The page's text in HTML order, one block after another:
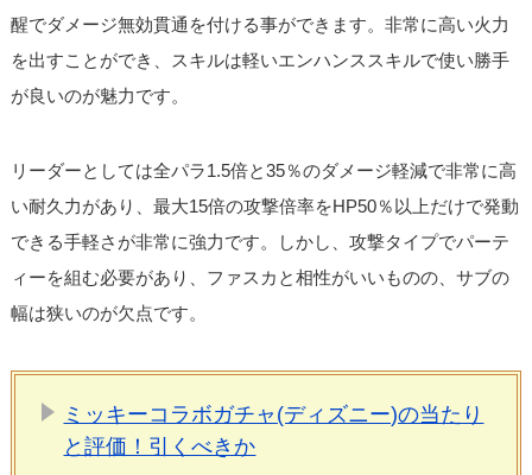
醒でダメージ無効貫通を付ける事ができます。非常に高い火力
を出すことができ、スキルは軽いエンハンススキルで使い勝手
が良いのが魅力です。
リーダーとしては全パラ1.5倍と35％のダメージ軽減で非常に高
い耐久力があり、最大15倍の攻撃倍率をHP50％以上だけで発動
できる手軽さが非常に強力です。しかし、攻撃タイプでパーテ
ィーを組む必要があり、ファスカと相性がいいものの、サブの
幅は狭いのが欠点です。
ミッキーコラボガチャ(ディズニー)の当たり
と評価！引くべきか